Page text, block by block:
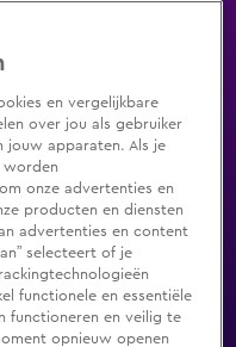
Zenders Genres
en vergelijkbare
over jou als gebruiker
jouw apparaten. Als je
worden
onze advertenties en
producten en diensten
advertenties en content
selecteert of je
functionele en essentiële
functioneren en veilig te
opnieuw openen